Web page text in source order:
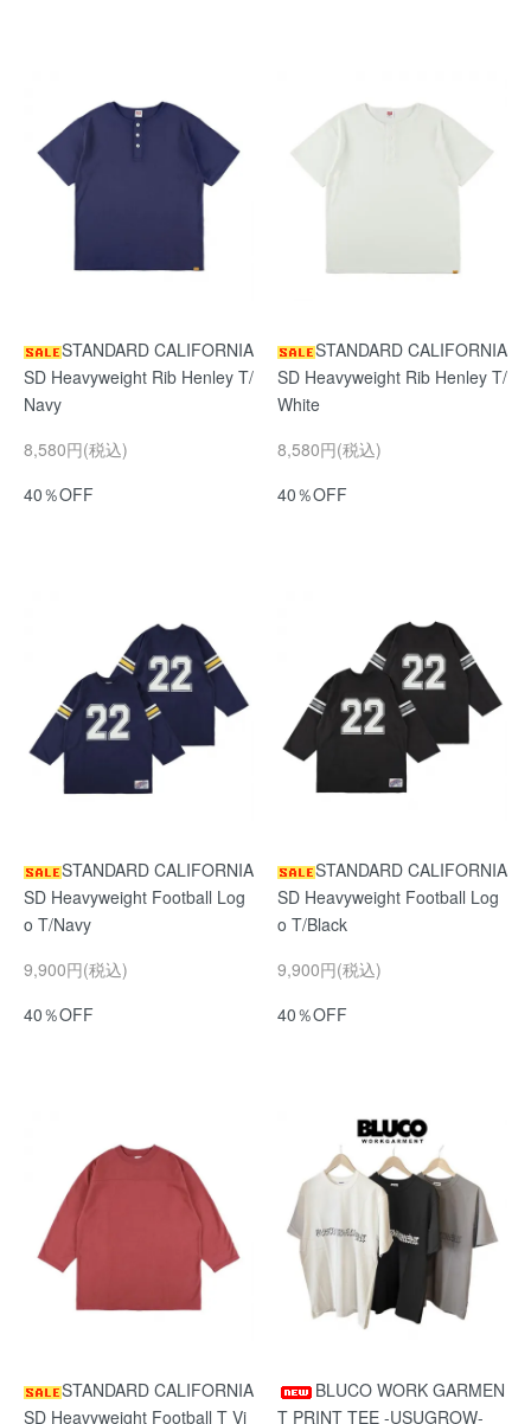
STANDARD CALIFORNIA
SD Heavyweight Rib Henley T/
Navy
8,580円(税込)
40％OFF
STANDARD CALIFORNIA
SD Heavyweight Rib Henley T/
White
8,580円(税込)
40％OFF
STANDARD CALIFORNIA
SD Heavyweight Football Log
o T/Navy
9,900円(税込)
40％OFF
STANDARD CALIFORNIA
SD Heavyweight Football Log
o T/Black
9,900円(税込)
40％OFF
STANDARD CALIFORNIA
SD Heavyweight Football T Vi
BLUCO WORK GARMEN
T PRINT TEE -USUGROW-